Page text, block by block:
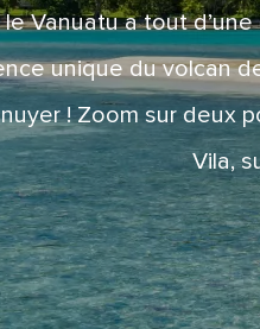
Vanuatu a tout
unique du volcan
! Zoom sur
Vila,